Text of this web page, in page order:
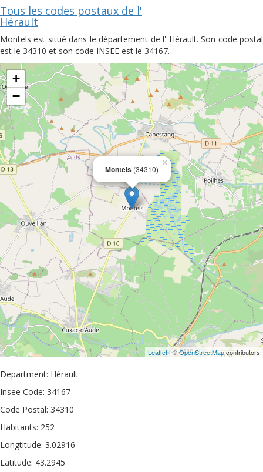
Tous les codes postaux de l'
Hérault
Montels est situé dans le département de l' Hérault. Son code postal
est le 34310 et son code INSEE est le 34167.
Montels (34310)
×
+
−
Leaflet| ©OpenStreetMapcontributors
Department: Hérault
Insee Code: 34167
Code Postal: 34310
Habitants: 252
Longtitude: 3.02916
Latitude: 43.2945